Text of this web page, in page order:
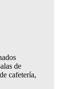
de
cafetería,